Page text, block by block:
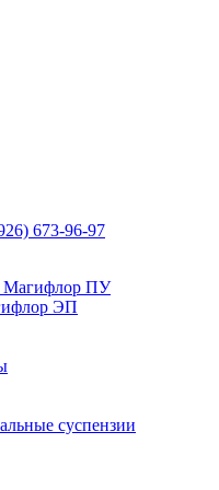
673-96-97
Магифлор ПУ
ЭП
суспензии